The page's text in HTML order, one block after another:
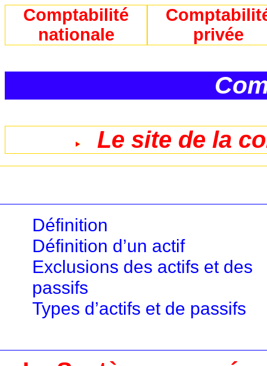
Comptabilité
nationale
privée
Le site de la
Définition
Définition d’un actif
Exclusions des actifs et des
passifs
Types d’actifs et de passifs